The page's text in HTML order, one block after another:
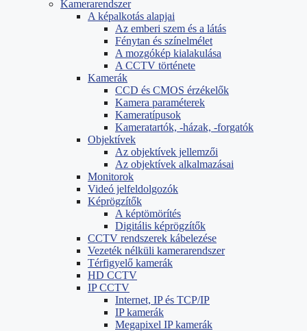
Kamerarendszer
A képalkotás alapjai
Az emberi szem és a látás
Fénytan és színelmélet
A mozgókép kialakulása
A CCTV története
Kamerák
CCD és CMOS érzékelők
Kamera paraméterek
Kameratípusok
Kameratartók, -házak, -forgatók
Objektívek
Az objektívek jellemzői
Az objektívek alkalmazásai
Monitorok
Videó jelfeldolgozók
Képrögzítők
A képtömörítés
Digitális képrögzítők
CCTV rendszerek kábelezése
Vezeték nélküli kamerarendszer
Térfigyelő kamerák
HD CCTV
IP CCTV
Internet, IP és TCP/IP
IP kamerák
Megapixel IP kamerák